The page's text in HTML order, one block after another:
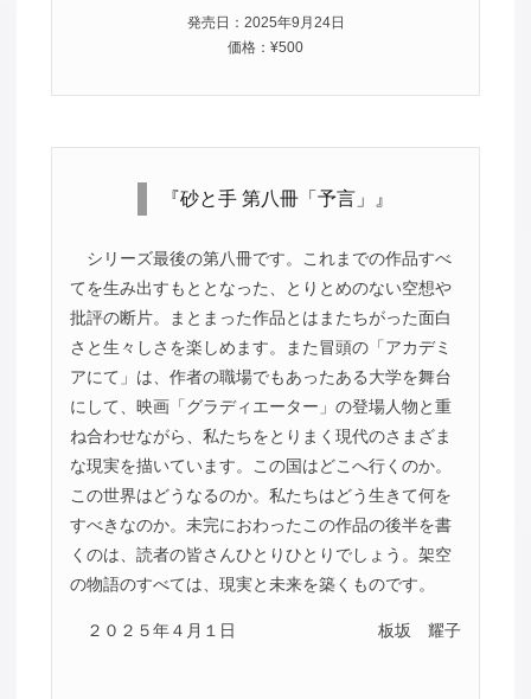
発売日：2025年9月24日
価格：¥500
『砂と手 第八冊「予言」』
シリーズ最後の第八冊です。これまでの作品すべ
てを生み出すもととなった、とりとめのない空想や
批評の断片。まとまった作品とはまたちがった面白
さと生々しさを楽しめます。また冒頭の「アカデミ
アにて」は、作者の職場でもあったある大学を舞台
にして、映画「グラディエーター」の登場人物と重
ね合わせながら、私たちをとりまく現代のさまざま
な現実を描いています。この国はどこへ行くのか。
この世界はどうなるのか。私たちはどう生きて何を
すべきなのか。未完におわったこの作品の後半を書
くのは、読者の皆さんひとりひとりでしょう。架空
の物語のすべては、現実と未来を築くものです。
２０２５年４月１日 板坂 耀子